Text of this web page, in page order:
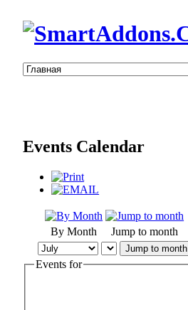
Events Calendar
By Month Jump to month
Jump to month
Events for